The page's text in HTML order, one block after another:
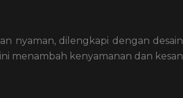
nyaman, dilengkapi dengan desain
menambah kenyamanan dan kesan